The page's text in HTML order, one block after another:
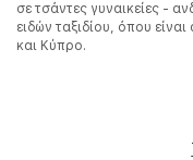
σε τσάντες γυναικείες -
ειδών ταξιδίου, όπου
και Κύπρο.